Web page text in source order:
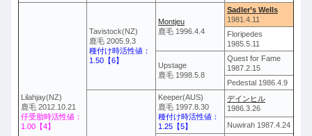
Lilahjay(NZ)
鹿毛 2012.10.21
仔受胎時活性値：
1.00【4】
Tavistock(NZ)
鹿毛 2005.9.3
種付け時活性値：
1.50【6】
Montjeu
鹿毛 1996.4.4
Sadler’s Wells
1981.4.11
Floripedes
1985.5.11
Upstage
鹿毛 1998.5.8
Quest for Fame
1987.2.15
Pedestal 1986.4.9
Keeper(AUS)
鹿毛 1997.8.30
種付け時活性値：
1.25【5】
デインヒル
1986.3.26
Nuwirah 1987.4.24